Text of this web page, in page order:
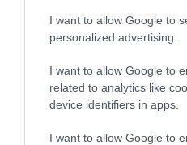
I want to allow Google to
personalized advertising.
I want to allow Google to
related to analytics like
device identifiers in apps.
I want to allow Google to
t bettina
2023. Augusztus 8.
Legjobb
ajánlom!